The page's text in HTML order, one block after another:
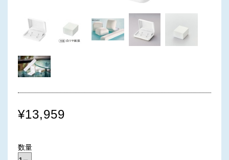
¥13,959
数量